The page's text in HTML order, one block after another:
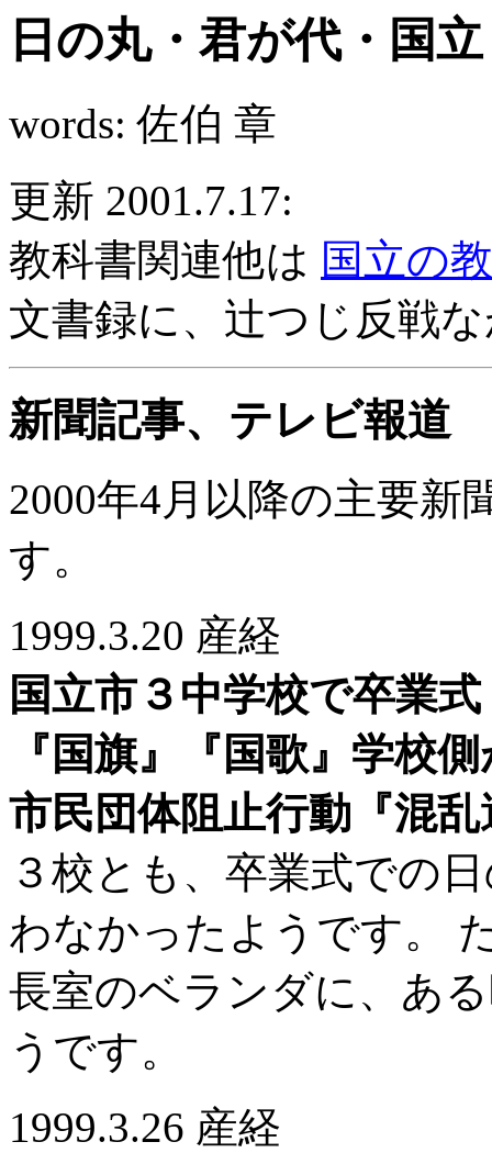
日の丸・君が代・国立
words: 佐伯 章
更新 2001.7.17:
教科書関連他は 国立の
文書録に、辻つじ反戦
新聞記事、テレビ報道
2000年4月以降の主要新
す。
1999.3.20 産経
国立市３中学校で卒業式
『国旗』『国歌』学校
市民団体阻止行動『混
３校とも、卒業式での
わなかったようです。
長室のベランダに、あ
うです。
1999.3.26 産経